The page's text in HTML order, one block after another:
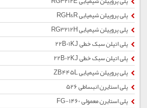
پلی پروپیلن شیمیایی RGH&R
پلی پروپیلن شیمیایی RG3212H
پلی اتیلن سبک خطی 22B01KJ
پلی اتیلن سبک خطی 22B02KJ
پلی پروپیلن شیمیایی ZB445L
پلی استایرن انبساطی 526
پلی استایرن معمولی 1460-FG